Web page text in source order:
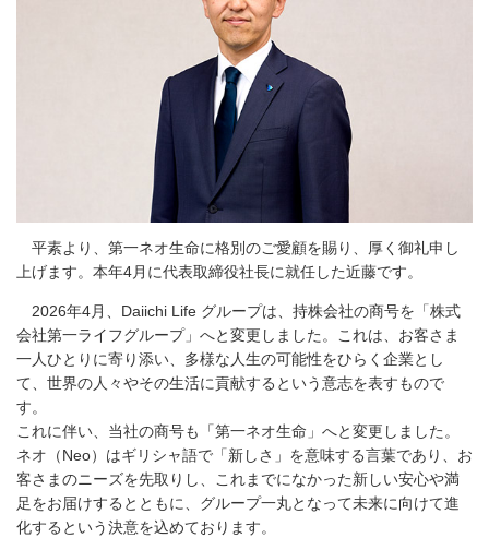
平素より、第一ネオ生命に格別のご愛顧を賜り、厚く御礼申し
上げます。本年4月に代表取締役社長に就任した近藤です。
2026年4月、Daiichi Life グループは、持株会社の商号を「株式
会社第一ライフグループ」へと変更しました。これは、お客さま
一人ひとりに寄り添い、多様な人生の可能性をひらく企業とし
て、世界の人々やその生活に貢献するという意志を表すもので
す。
これに伴い、当社の商号も「第一ネオ生命」へと変更しました。
ネオ（Neo）はギリシャ語で「新しさ」を意味する言葉であり、お
客さまのニーズを先取りし、これまでになかった新しい安心や満
足をお届けするとともに、グループ一丸となって未来に向けて進
化するという決意を込めております。